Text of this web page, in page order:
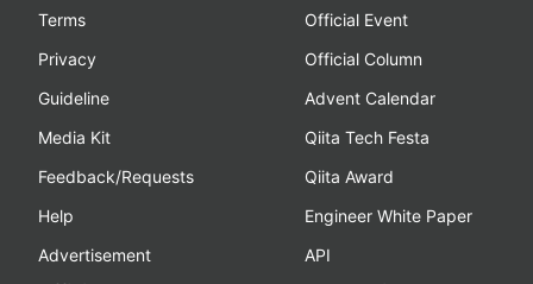
Terms
Privacy
Guideline
Media Kit
Feedback/Requests
Help
Advertisement
Official Event
Official Column
Advent Calendar
Qiita Tech Festa
Qiita Award
Engineer White Paper
API